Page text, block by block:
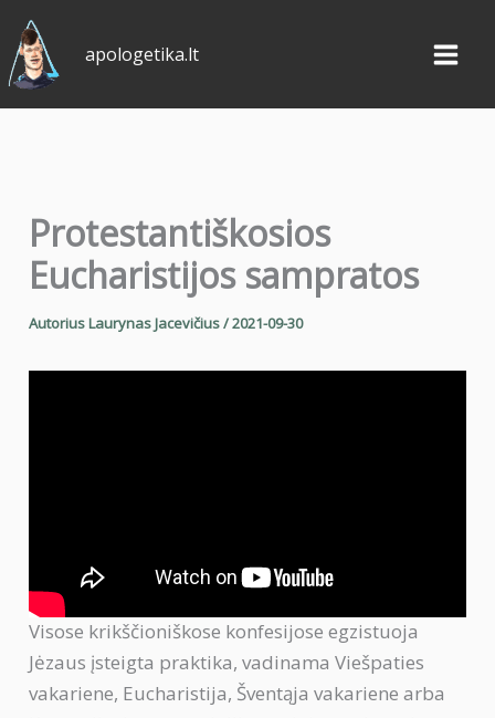
Pereiti
prie
turinio
apologetika.lt
Protestantiškosios
Eucharistijos sampratos
AutoriusLaurynas Jacevičius/2021-09-30
Visose krikščioniškose konfesijose egzistuoja
Jėzaus įsteigta praktika, vadinama Viešpaties
vakariene, Eucharistija, Šventąja vakariene arba